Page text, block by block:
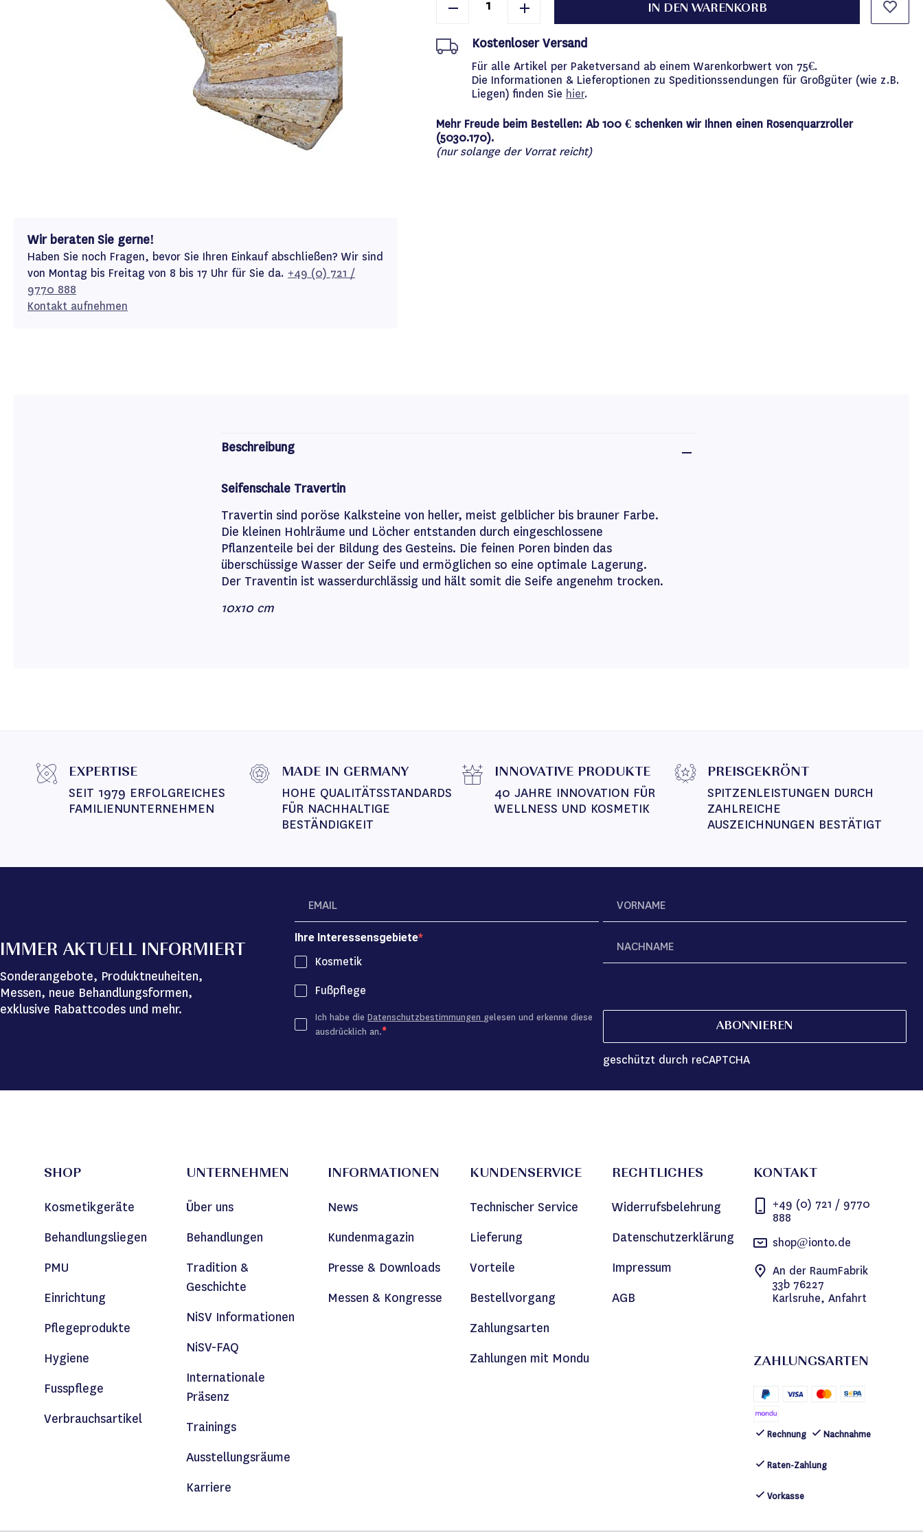
Wir beraten Sie gerne!
Haben Sie noch Fragen, bevor Sie Ihren Einkauf abschließen? Wir sind
von Montag bis Freitag von 8 bis 17 Uhr für Sie da. +49 (0) 721 /
9770 888
Kontakt aufnehmen
IN DEN WARENKORB
Kostenloser Versand
Für alle Artikel per Paketversand ab einem Warenkorbwert von 75€.
Die Informationen & Lieferoptionen zu Speditionssendungen für Großgüter (wie z.B.
Liegen) finden Sie hier.
Mehr Freude beim Bestellen: Ab 100 € schenken wir Ihnen einen Rosenquarzroller
(5030.170).
(nur solange der Vorrat reicht)
Beschreibung
Seifenschale Travertin
Travertin sind poröse Kalksteine von heller, meist gelblicher bis brauner Farbe.
Die kleinen Hohlräume und Löcher entstanden durch eingeschlossene
Pflanzenteile bei der Bildung des Gesteins. Die feinen Poren binden das
überschüssige Wasser der Seife und ermöglichen so eine optimale Lagerung.
Der Traventin ist wasserdurchlässig und hält somit die Seife angenehm trocken.
10x10 cm
EXPERTISE
SEIT 1979 ERFOLGREICHES
FAMILIENUNTERNEHMEN
MADE IN GERMANY
HOHE QUALITÄTSSTANDARDS
FÜR NACHHALTIGE
BESTÄNDIGKEIT
INNOVATIVE PRODUKTE
40 JAHRE INNOVATION FÜR
WELLNESS UND KOSMETIK
PREISGEKRÖNT
SPITZENLEISTUNGEN DURCH
ZAHLREICHE
AUSZEICHNUNGEN BESTÄTIGT
IMMER AKTUELL INFORMIERT
Sonderangebote, Produktneuheiten,
Messen, neue Behandlungsformen,
exklusive Rabattcodes und mehr.
Ihre Interessensgebiete
Kosmetik
Fußpflege
Ich habe dieDatenschutzbestimmungen gelesen und erkenne diese
ausdrücklich an.
ABONNIEREN
geschützt durch reCAPTCHA
SHOP
Kosmetikgeräte
Behandlungsliegen
PMU
Einrichtung
Pflegeprodukte
Hygiene
Fusspflege
Verbrauchsartikel
UNTERNEHMEN
Über uns
Behandlungen
Tradition &
Geschichte
NiSV Informationen
NiSV-FAQ
Internationale
Präsenz
Trainings
Ausstellungsräume
Karriere
INFORMATIONEN
News
Kundenmagazin
Presse & Downloads
Messen & Kongresse
KUNDENSERVICE
Technischer Service
Lieferung
Vorteile
Bestellvorgang
Zahlungsarten
Zahlungen mit Mondu
RECHTLICHES
Widerrufsbelehrung
Datenschutzerklärung
Impressum
AGB
KONTAKT
+49 (0) 721 / 9770
888
shop@ionto.de
An der RaumFabrik
33b 76227
Karlsruhe, Anfahrt
ZAHLUNGSARTEN
Rechnung Nachnahme
Raten-Zahlung
Vorkasse